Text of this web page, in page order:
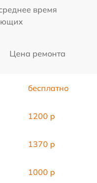
время
Цена ремонта
бесплатно
1200 р
1370 р
1000 р